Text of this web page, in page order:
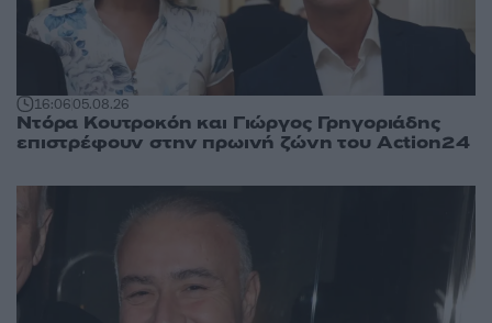
16:0605.08.26
Ντόρα Κουτροκόη και Γιώργος Γρηγοριάδης
επιστρέφουν στην πρωινή ζώνη του Action24